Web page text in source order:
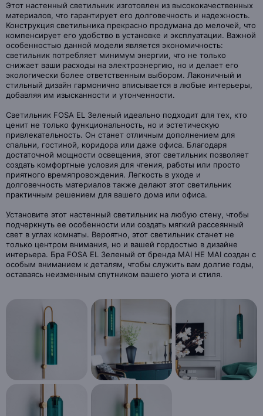
Этот настенный светильник изготовлен из высококачественных
материалов, что гарантирует его долговечность и надежность.
Конструкция светильника прекрасно продумана до мелочей, что
компенсирует его удобство в установке и эксплуатации. Важной
особенностью данной модели является экономичность:
светильник потребляет минимум энергии, что не только
снижает ваши расходы на электроэнергию, но и делает его
экологически более ответственным выбором. Лаконичный и
стильный дизайн гармонично вписывается в любые интерьеры,
добавляя им изысканности и утонченности.
Светильник FOSA EL Зеленый идеально подходит для тех, кто
ценит не только функциональность, но и эстетическую
привлекательность. Он станет отличным дополнением для
спальни, гостиной, коридора или даже офиса. Благодаря
достаточной мощности освещения, этот светильник позволяет
создать комфортные условия для чтения, работы или просто
приятного времяпровождения. Легкость в уходе и
долговечность материалов также делают этот светильник
практичным решением для вашего дома или офиса.
Установите этот настенный светильник на любую стену, чтобы
подчеркнуть ее особенности или создать мягкий рассеянный
свет в углах комнаты. Вероятно, этот светильник станет не
только центром внимания, но и вашей гордостью в дизайне
интерьера. Бра FOSA EL Зеленый от бренда MAI HE MAI создан с
особым вниманием к деталям, чтобы служить вам долгие годы,
оставаясь неизменным спутником вашего уюта и стиля.